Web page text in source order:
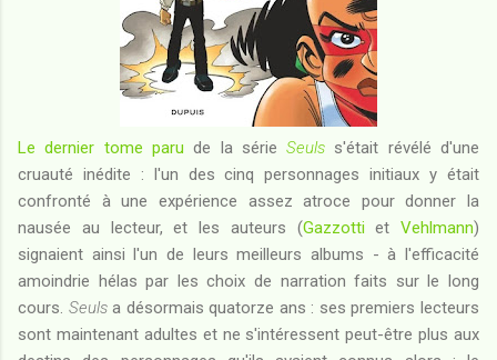
Le dernier tome paru de la sérieSeuls s'était révélé d'une
cruauté inédite : l'un des cinq personnages initiaux y était
confronté à une expérience assez atroce pour donner la
nausée au lecteur, et les auteurs (Gazzotti et Vehlmann)
signaient ainsi l'un de leurs meilleurs albums - à l'efficacité
amoindrie hélas par les choix de narration faits sur le long
cours. Seulsa désormais quatorze ans : ses premiers lecteurs
sont maintenant adultes et ne s'intéressent peut-être plus aux